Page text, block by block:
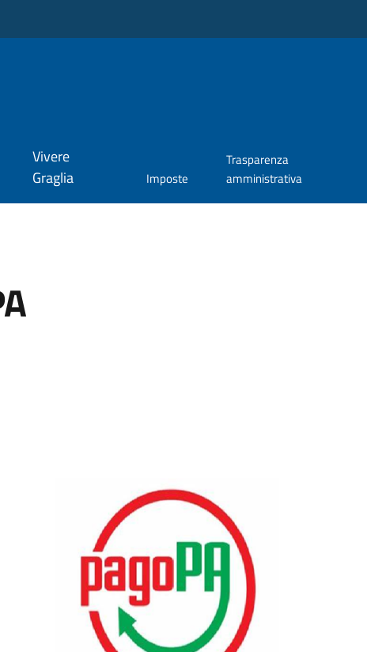
Vivere
Graglia
Imposte
Trasparenza
amministrativa